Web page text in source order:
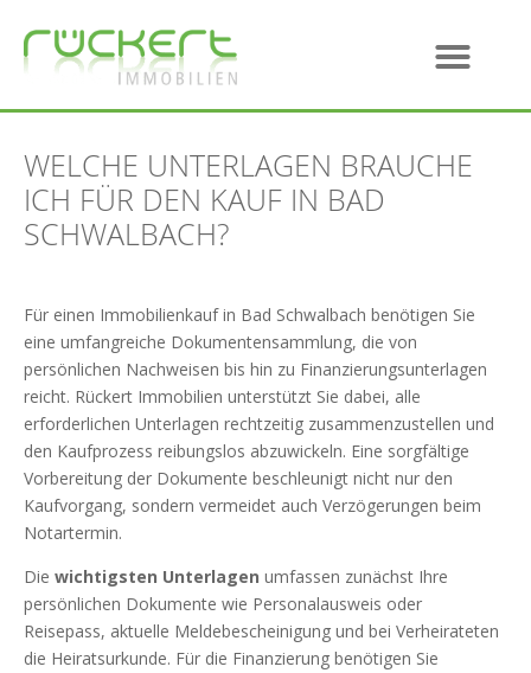
WELCHE UNTERLAGEN BRAUCHE
ICH FÜR DEN KAUF IN BAD
SCHWALBACH?
Für einen Immobilienkauf in Bad Schwalbach benötigen Sie
eine umfangreiche Dokumentensammlung, die von
persönlichen Nachweisen bis hin zu Finanzierungsunterlagen
reicht. Rückert Immobilien unterstützt Sie dabei, alle
erforderlichen Unterlagen rechtzeitig zusammenzustellen und
den Kaufprozess reibungslos abzuwickeln. Eine sorgfältige
Vorbereitung der Dokumente beschleunigt nicht nur den
Kaufvorgang, sondern vermeidet auch Verzögerungen beim
Notartermin.
Die wichtigsten Unterlagen umfassen zunächst Ihre
persönlichen Dokumente wie Personalausweis oder
Reisepass, aktuelle Meldebescheinigung und bei Verheirateten
die Heiratsurkunde. Für die Finanzierung benötigen Sie